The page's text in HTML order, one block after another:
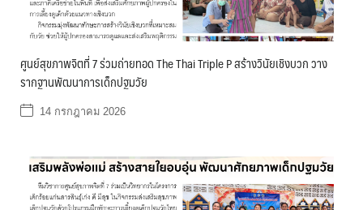
ศูนย์สุขภาพจิตที่ 7 ร่วมถ่ายทอด The Thai Triple P สร้างวินัยเชิงบวก วาง
รากฐานพัฒนาการเด็กปฐมวัย
14 กรกฎาคม 2026